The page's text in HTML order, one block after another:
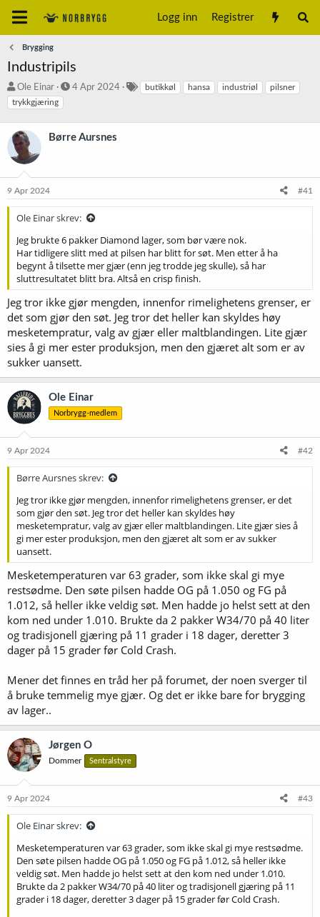
Logg inn Registrer
Brygging
Industripils
T
r
å
d
s
t
a
r
t
r
Ole Einar
S
r
t
t
4 Apr 2024
k
d
butikkøl hansa industriøl
pilsner
trykkgjæring
Børre Aursnes
9 Apr 2024 #41
Ole Einar skrev:
Jeg brukte 6 pakker Diamond lager, som bør være nok.
Har tidligere slitt med at pilsen har blitt for søt. Men etter å ha
begynt å tilsette mer gjær (enn jeg trodde jeg skulle), så har
sluttresultatet blitt bra. Altså en crisp finish.
Jeg tror ikke gjør mengden, innenfor rimelighetens grenser, er
det som gjør den søt. Jeg tror det heller kan skyldes høy
mesketempratur, valg av gjær eller maltblandingen. Lite gjær
sies å gi mer ester produksjon, men den gjæret alt som er av
sukker uansett.
Ole Einar
Norbrygg-medlem
9 Apr 2024 #42
Børre Aursnes skrev:
Jeg tror ikke gjør mengden, innenfor rimelighetens grenser, er det
som gjør den søt. Jeg tror det heller kan skyldes høy
mesketempratur, valg av gjær eller maltblandingen. Lite gjær sies å
gi mer ester produksjon, men den gjæret alt som er av sukker
uansett.
Mesketemperaturen var 63 grader, som ikke skal gi mye
restsødme. Den søte pilsen hadde OG på 1.050 og FG på
1.012, så heller ikke veldig søt. Men hadde jo helst sett at den
kom ned under 1.010. Brukte da 2 pakker W34/70 på 40 liter
og tradisjonell gjæring på 11 grader i 18 dager, deretter 3
dager på 15 grader før Cold Crash.
Mener det finnes en tråd her på forumet, der noen sverger til
å bruke temmelig mye gjær. Og det er ikke bare for brygging
av lager..
Jørgen O
Dommer Sentralstyre
9 Apr 2024 #43
Ole Einar skrev:
Mesketemperaturen var 63 grader, som ikke skal gi mye restsødme.
Den søte pilsen hadde OG på 1.050 og FG på 1.012, så heller ikke
veldig søt. Men hadde jo helst sett at den kom ned under 1.010.
Brukte da 2 pakker W34/70 på 40 liter og tradisjonell gjæring på 11
grader i 18 dager, deretter 3 dager på 15 grader før Cold Crash.